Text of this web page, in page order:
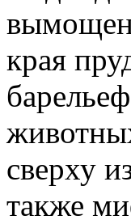
края
сверху
также